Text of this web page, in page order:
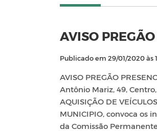
AVISO
Publicado em 29/01/2020 às
AVISO PREGÃO
Antônio Mariz, 49,
AQUISIÇÃO DE
MUNICIPIO, convoca os
da Comissão